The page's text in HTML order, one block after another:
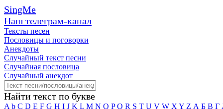
SingMe
Наш телеграм-канал
Тексты песен
Пословицы и поговорки
Анекдоты
Случайный текст песни
Случайная пословица
Случайный анекдот
Найти текст по букве
A b C D E F G H I J K L M N O P Q R S T U V W X Y Z А Б В Г